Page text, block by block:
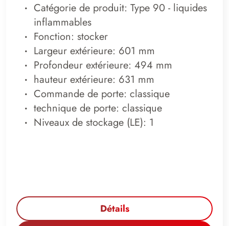
Catégorie de produit: Type 90 - liquides
inflammables
Fonction: stocker
Largeur extérieure: 601 mm
Profondeur extérieure: 494 mm
hauteur extérieure: 631 mm
Commande de porte: classique
technique de porte: classique
Niveaux de stockage (LE): 1
Détails